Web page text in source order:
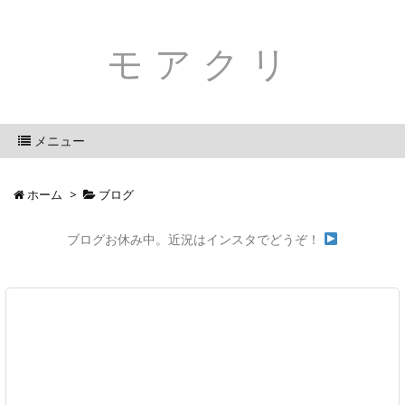
モアクリ
メニュー
ホーム > ブログ
ブログお休み中。近況はインスタでどうぞ！